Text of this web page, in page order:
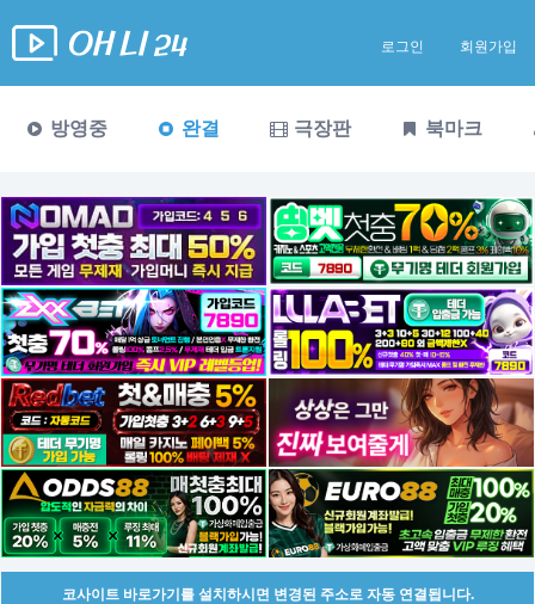
로그인 회원가입
방영중 완결 극장판 북마크
코사이트 바로가기를 설치하시면 변경된 주소로 자동 연결됩니다.